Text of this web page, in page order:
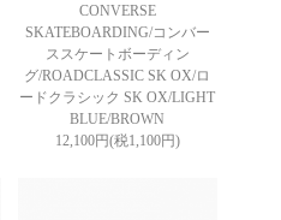
CONVERSE
SKATEBOARDING/コンバー
ススケートボーディン
グ/ROADCLASSIC SK OX/ロ
ードクラシック SK OX/LIGHT
BLUE/BROWN
12,100円(税1,100円)